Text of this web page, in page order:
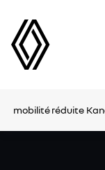
mobilité réduite